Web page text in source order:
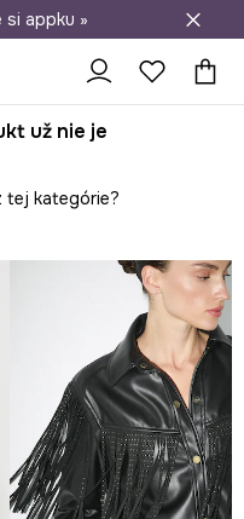
od 50 €
si appku »
už nie je
tej kategórie?